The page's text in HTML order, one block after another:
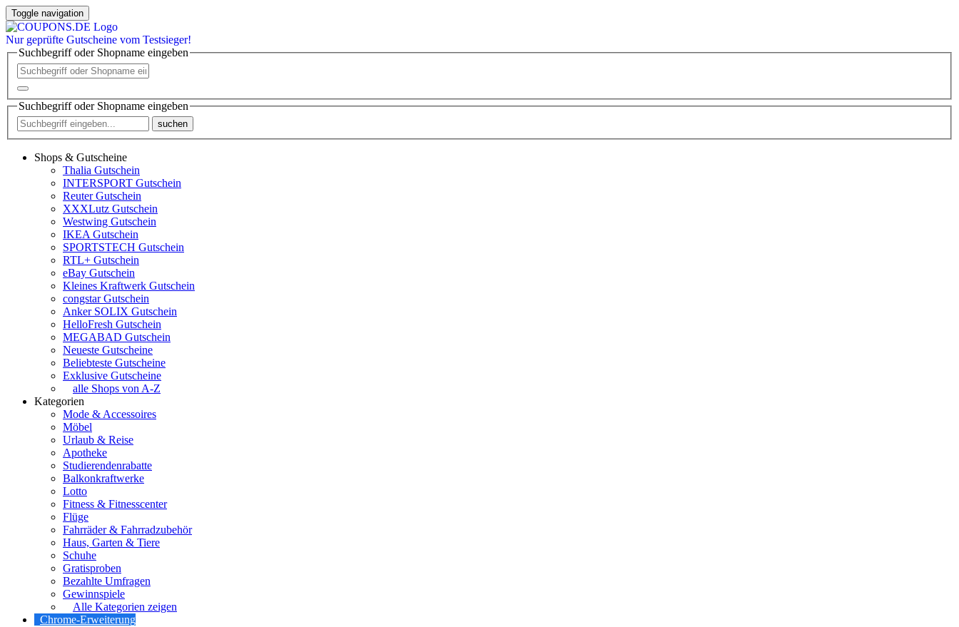
Toggle navigation
Nur geprüfte Gutscheine vom Testsieger!
Suchbegriff oder Shopname eingeben
Suchbegriff oder Shopname eingeben
suchen
Shops & Gutscheine
Thalia Gutschein
INTERSPORT Gutschein
Reuter Gutschein
XXXLutz Gutschein
Westwing Gutschein
IKEA Gutschein
SPORTSTECH Gutschein
RTL+ Gutschein
eBay Gutschein
Kleines Kraftwerk Gutschein
congstar Gutschein
Anker SOLIX Gutschein
HelloFresh Gutschein
MEGABAD Gutschein
Neueste Gutscheine
Beliebteste Gutscheine
Exklusive Gutscheine
alle Shops von A-Z
Kategorien
Mode & Accessoires
Möbel
Urlaub & Reise
Apotheke
Studierendenrabatte
Balkonkraftwerke
Lotto
Fitness & Fitnesscenter
Flüge
Fahrräder & Fahrradzubehör
Haus, Garten & Tiere
Schuhe
Gratisproben
Bezahlte Umfragen
Gewinnspiele
Alle Kategorien zeigen
Chrome-Erweiterung